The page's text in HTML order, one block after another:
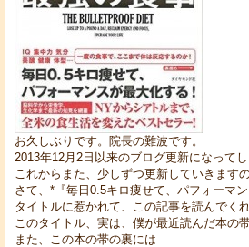
お久しぶりです。院長の難波です。
2013年12月2日以来のブログ更新になってし
これからまた、少しずつ更新していきます
さて、*『毎日0.5キロ痩せて、パフォーマ
タイトルに惹かれて、この記事を読んでく
このタイトル、実は、僕が最近読んだ本の
また、この本の帯の裏には